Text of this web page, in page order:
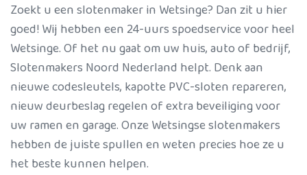
Zoekt u een slotenmaker in Wetsinge? Dan zit u hier
goed! Wij hebben een 24-uurs spoedservice voor heel
Wetsinge. Of het nu gaat om uw huis, auto of bedrijf,
Slotenmakers Noord Nederland helpt. Denk aan
nieuwe codesleutels, kapotte PVC-sloten repareren,
nieuw deurbeslag regelen of extra beveiliging voor
uw ramen en garage. Onze Wetsingse slotenmakers
hebben de juiste spullen en weten precies hoe ze u
het beste kunnen helpen.